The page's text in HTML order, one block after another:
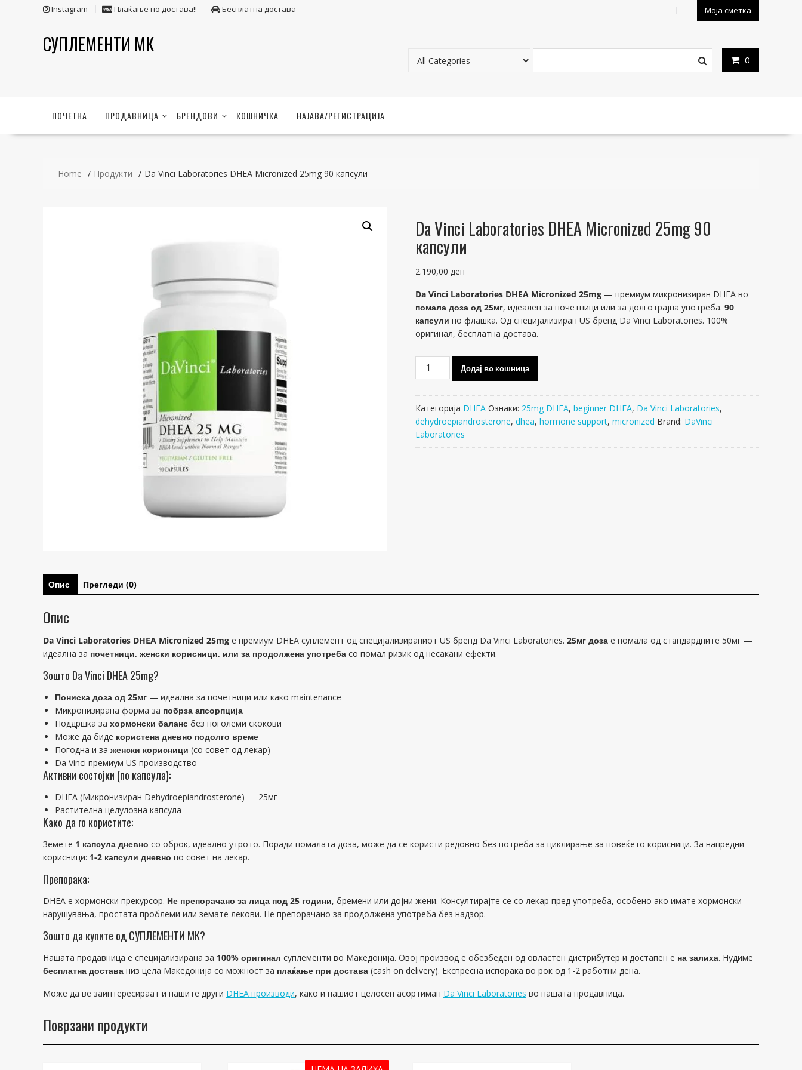
Instagram Плаќање по достава!! Бесплатна достава Моја сметка
СУПЛЕМЕНТИ МК
0
ПОЧЕТНА ПРОДАВНИЦА БРЕНДОВИ КОШНИЧКА НАЈАВА/РЕГИСТРАЦИЈА
Home Продукти Da Vinci Laboratories DHEA Micronized 25mg 90 капсули
Da Vinci Laboratories DHEA Micronized 25mg 90
капсули
2.190,00 ден
Da Vinci Laboratories DHEA Micronized 25mg — премиум микронизиран DHEA во
помала доза од 25мг, идеален за почетници или за долготрајна употреба. 90
капсули по флашка. Од специјализиран US бренд Da Vinci Laboratories. 100%
оригинал, бесплатна достава.
Vinci
Micronized
25mg
90
Додај во кошница
Категорија DHEA Ознаки: 25mg DHEA, beginner DHEA, Da Vinci Laboratories,
dehydroepiandrosterone, dhea, hormone support, micronized Brand: DaVinci
Laboratories
Опис Прегледи (0)
Опис
Da Vinci Laboratories DHEA Micronized 25mg е премиум DHEA суплемент од специјализираниот US бренд Da Vinci Laboratories. 25мг доза е помала од стандардните 50мг —
идеална за почетници, женски корисници, или за продолжена употреба со помал ризик од несакани ефекти.
Зошто Da Vinci DHEA 25mg?
Пониска доза од 25мг — идеална за почетници или како maintenance
Микронизирана форма за побрза апсорпција
Поддршка за хормонски баланс без поголеми скокови
Може да биде користена дневно подолго време
Погодна и за женски корисници (со совет од лекар)
Da Vinci премиум US производство
Активни состојки (по капсула):
DHEA (Микронизиран Dehydroepiandrosterone) — 25мг
Растителна целулозна капсула
Како да го користите:
Земете 1 капсула дневно со оброк, идеално утрото. Поради помалата доза, може да се користи редовно без потреба за циклирање за повеќето корисници. За напредни
корисници: 1-2 капсули дневно по совет на лекар.
Препорака:
DHEA е хормонски прекурсор. Не препорачано за лица под 25 години, бремени или дојни жени. Консултирајте се со лекар пред употреба, особено ако имате хормонски
нарушувања, простата проблеми или земате лекови. Не препорачано за продолжена употреба без надзор.
Зошто да купите од СУПЛЕМЕНТИ МК?
Нашата продавница е специјализирана за 100% оригинал суплементи во Македонија. Овој производ е обезбеден од овластен дистрибутер и достапен е на залиха. Нудиме
бесплатна достава низ цела Македонија со можност за плаќање при достава (cash on delivery). Експресна испорака во рок од 1-2 работни дена.
Може да ве заинтересираат и нашите други DHEA производи, како и нашиот целосен асортиман Da Vinci Laboratories во нашата продавница.
Поврзани продукти